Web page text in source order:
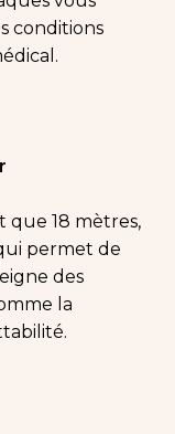
conditions
18 mètres,
permet de
des
la